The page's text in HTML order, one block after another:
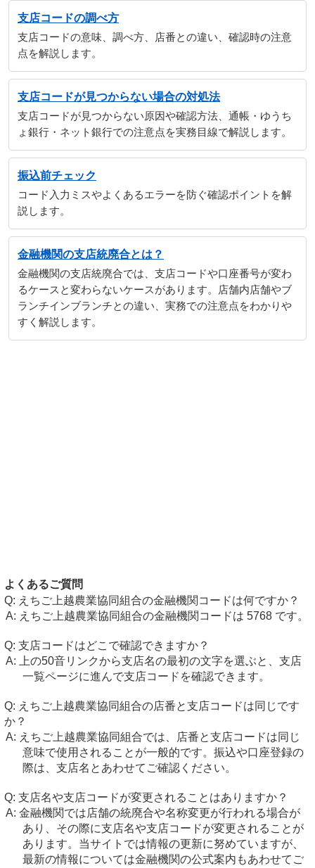
支店コードの調べ方
支店コードの意味、調べ方、店番との違い、確認時の注意
点を解説します。
支店コードが見つからない場合の対処法
支店コードが見つからない原因や確認方法、通帳・ゆうち
ょ銀行・ネット銀行での注意点を実務目線で解説します。
振込前チェック
コード入力ミスやよくあるエラーを防ぐ確認ポイントを解
説します。
金融機関の支店統廃合とは？
金融機関の支店統廃合では、支店コードや口座番号が変わ
るケースと変わらないケースがあります。店舗内店舗やブ
ランチインブランチとの違い、実務での注意点をわかりや
すく解説します。
よくあるご質問
えちご上越農業協同組合の金融機関コードは何ですか？
えちご上越農業協同組合の金融機関コードは 5768 です。
支店コードはどこで確認できますか？
上の50音リンクから支店名の最初の文字を選ぶと、支店
一覧ページに進んで支店コードを確認できます。
えちご上越農業協同組合の店番と支店コードは同じです
か？
えちご上越農業協同組合では、店番と支店コードは同じ
意味で使用されることが一般的です。振込や口座登録の
際は、支店名とあわせてご確認ください。
支店名や支店コードが変更されることはありますか？
金融機関では店舗の統廃合や名称変更が行われる場合が
あり、その際に支店名や支店コードが変更されることが
あります。当サイトでは情報の更新に努めていますが、
最新の情報については金融機関の公式案内もあわせてご